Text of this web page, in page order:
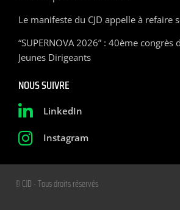
Le manifeste du CJD appelle à refaire
“SUPERNOVA 2026” : 40ème congrès
Jeunes Dirigeants
NOUS SUIVRE
LinkedIn
Instagram
© CJD - Tous droits réservés